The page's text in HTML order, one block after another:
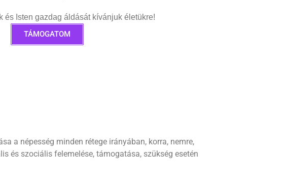
és Isten gazdag áldását kívánjuk életükre!
TÁMOGATOM
a népesség minden rétege irányában, korra, nemre,
és szociális felemelése, támogatása, szükség esetén